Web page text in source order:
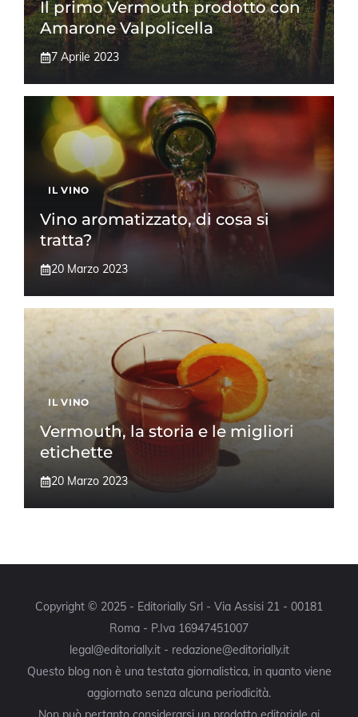
Il primo Vermouth prodotto con
Amarone Valpolicella
7 Aprile 2023
IL VINO
Vino aromatizzato, di cosa si
tratta?
20 Marzo 2023
IL VINO
Vermouth, la storia e le migliori
etichette
20 Marzo 2023
Copyright © 2025 - Editorially Srl - Via Assisi 21 - 00181
Roma - P.Iva 16947451007
legal@editorially.it - redazione@editorially.it
Questo blog non è una testata giornalistica, in quanto viene
aggiornato senza alcuna periodicità.